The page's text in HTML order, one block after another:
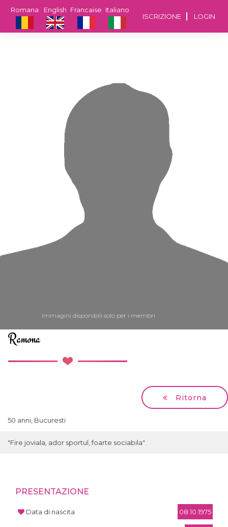
ISCRIZIONE LOGIN
Italiano
Francaise
English
Romana
Immagini disponibili solo per i membri
Ramona
Ritorna
50 anni, Bucuresti
"Fire joviala, ador sportul, foarte sociabila"
PRESENTAZIONE
Data di nascita 08.10.1975